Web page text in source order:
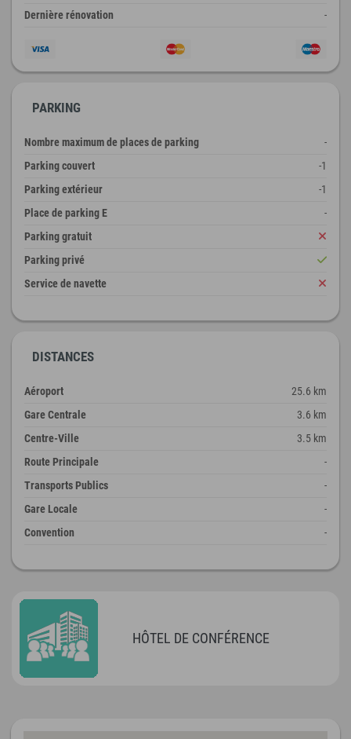
Dernière rénovation
-
PARKING
Nombre maximum de places de parking
-
Parking couvert
-1
Parking extérieur
-1
Place de parking E
-
Parking gratuit
Parking privé
Service de navette
DISTANCES
Aéroport
25.6 km
Gare Centrale
3.6 km
Centre-Ville
3.5 km
Route Principale
-
Transports Publics
-
Gare Locale
-
Convention
-
HÔTEL DE CONFÉRENCE